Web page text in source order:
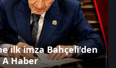
ilk imza Bahçeli'den
A Haber